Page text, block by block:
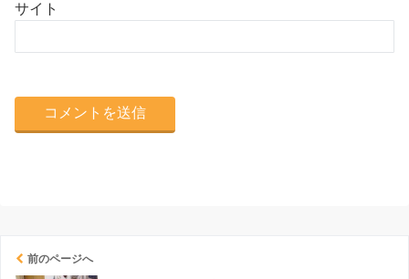
サイト
前のページへ